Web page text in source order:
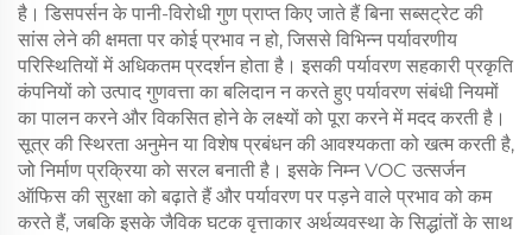
है। डिसपर्सन के पानी-विरोधी गुण प्राप्त किए जाते हैं बिना सब्सट्रेट की
सांस लेने की क्षमता पर कोई प्रभाव न हो, जिससे विभिन्न पर्यावरणीय
परिस्थितियों में अधिकतम प्रदर्शन होता है। इसकी पर्यावरण सहकारी प्रकृति
कंपनियों को उत्पाद गुणवत्ता का बलिदान न करते हुए पर्यावरण संबंधी नियमों
का पालन करने और विकसित होने के लक्ष्यों को पूरा करने में मदद करती है।
सूत्र की स्थिरता अनुमेन या विशेष प्रबंधन की आवश्यकता को खत्म करती है,
जो निर्माण प्रक्रिया को सरल बनाती है। इसके निम्न VOC उत्सर्जन
ऑफिस की सुरक्षा को बढ़ाते हैं और पर्यावरण पर पड़ने वाले प्रभाव को कम
करते हैं, जबकि इसके जैविक घटक वृत्ताकार अर्थव्यवस्था के सिद्धांतों के साथ